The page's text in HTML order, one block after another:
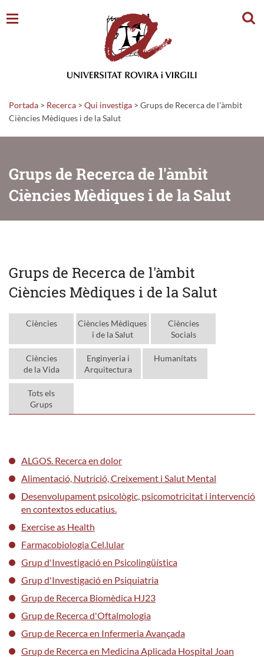
Portada > Recerca > Qui investiga > Grups de Recerca de l'àmbit
Ciències Mèdiques i de la Salut
Grups de Recerca de l'àmbit
Ciències Mèdiques i de la Salut
Grups de Recerca de l'àmbit
Ciències Mèdiques i de la Salut
Ciències
Ciències Mèdiques
i de la Salut
Ciències
Socials
Ciències
de la Vida
Enginyeria i
Arquitectura
Humanitats
Tots els
Grups
ALGOS. Recerca en dolor
Alimentació, Nutrició, Creixement i Salut Mental
Desenvolupament psicològic, psicomotricitat i intervenció
en contextos educatius.
Exercise as Health
Farmacobiologia Cel.lular
Grup d'Investigació en Psicolingüística
Grup d'Investigació en Psiquiatria
Grup de Recerca Biomèdica HJ23
Grup de Recerca d'Oftalmologia
Grup de Recerca en Infermeria Avançada
Grup de Recerca en Medicina Aplicada Hospital Joan